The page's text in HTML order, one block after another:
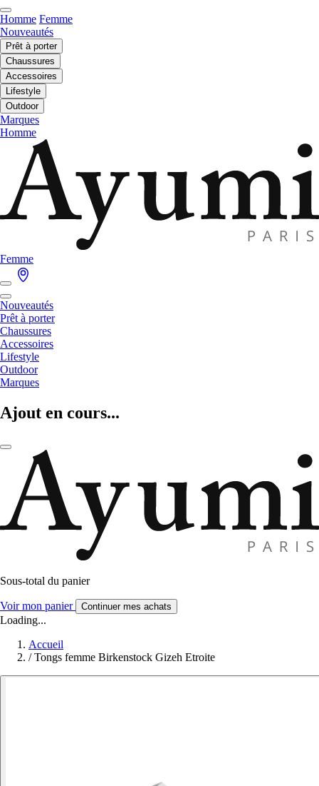
Homme Femme
Nouveautés
Prêt à porter
Chaussures
Accessoires
Lifestyle
Outdoor
Marques
Homme
Femme
Nouveautés
Prêt à porter
Chaussures
Accessoires
Lifestyle
Outdoor
Marques
Ajout en cours...
Sous-total du panier
Voir mon panier Continuer mes achats
Loading...
Accueil
/ Tongs femme Birkenstock Gizeh Etroite